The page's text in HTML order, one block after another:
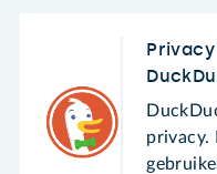
privacy.